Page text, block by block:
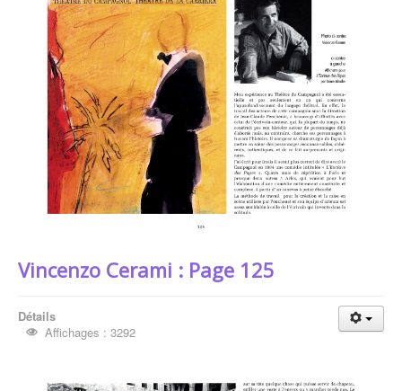
Vincenzo Cerami : Page 125
Détails
Affichages : 3292